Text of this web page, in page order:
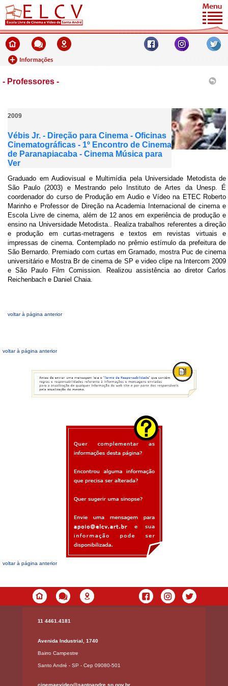
- Professores -
2009
Vébis Jr. - Direção para Cinema - Oficinas
Cinematográficas - 1º Encontro de Cinema
de Paranapiacaba - Cinema Música para
Ver
Graduado em Audiovisual e Multimídia pela Universidade Metodista de
São Paulo (2003) e Mestrando pelo Instituto de Artes da Unesp. É
coordenador do curso de Produção em Audio e Vídeo na ETEC Roberto
Marinho e Professor de Direção na Academia Internacional de cinema e
Escola Livre de cinema, além de 12 anos em experiência de produção e
ensino na Universidade Metodista.. Realiza trabalhos referentes a direção
e produção em curtas-metragens e textos em revistas virtuais e
impressas de cinema. Contemplado no prêmio estímulo da prefeitura de
São Bernardo. Premiado com curtas em Gramado, mostra Puc de cinema
universitário e Mostra Br de cinema de SP e video clipe na Intercom 2009
e São Paulo Film Comission. Realizou assistência ao diretor Carlos
Reichenbach e Daniel Chaia.
voltar à página anterior
voltar à página anterior
voltar à página anterior
11 4461.4181
Avenida Industrial, 1740
Bairro Campestre
Santo André - SP - Cep 09080-501
cinemaevideo@santoandre.sp.gov.br